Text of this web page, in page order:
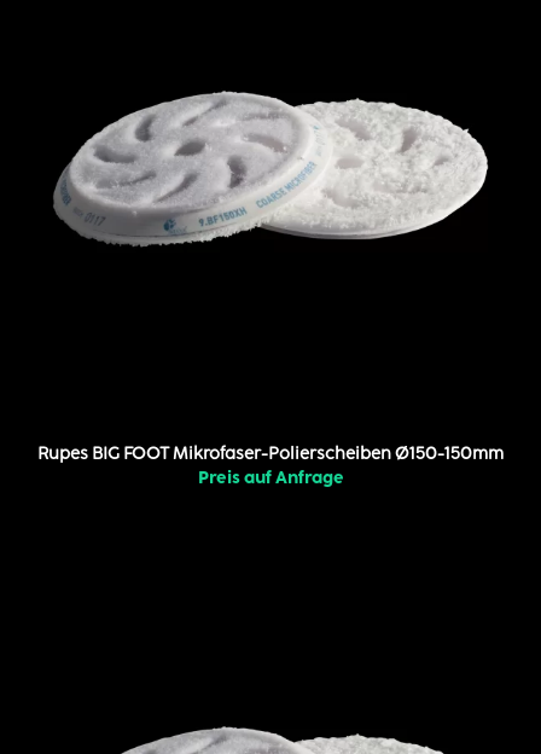
Rupes BIG FOOT Mikrofaser-Polierscheiben Ø150-150mm
Preis auf Anfrage